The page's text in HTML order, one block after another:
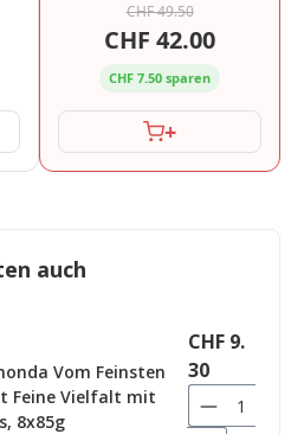
CHF 49.50
CHF 42.00
CHF 7.50 sparen
+
auch
Vom Feinsten
Feine Vielfalt mit
8x85g
CHF 9.
30